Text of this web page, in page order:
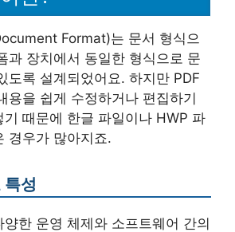
Format)는 문서 형식으
과 장치에서 동일한 형식으로 문
도록 설계되었어요. 하지만 PDF
용을 쉽게 수정하거나 편집하기
기 때문에 한글 파일이나 HWP 파
경우가 많아지죠.
특성
양한 운영 체제와 소프트웨어 간의